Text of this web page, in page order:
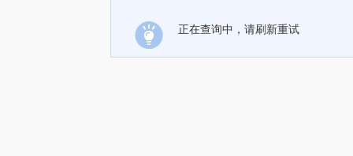
正在查询中，请刷新重试